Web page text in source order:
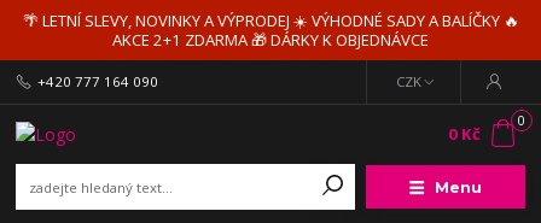
🌴 LETNÍ SLEVY, NOVINKY A VÝPRODEJ ☀️ VÝHODNÉ SADY A BALÍČKY 🔥
AKCE 2+1 ZDARMA 🎁 DÁRKY K OBJEDNÁVCE
Menu
CZK
+420 777 164 090
0
0 Kč